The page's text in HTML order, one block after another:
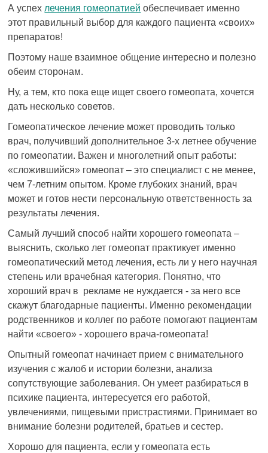
А успех лечения гомеопатией обеспечивает именно
этот правильный выбор для каждого пациента «своих»
препаратов!
Поэтому наше взаимное общение интересно и полезно
обеим сторонам.
Ну, а тем, кто пока еще ищет своего гомеопата, хочется
дать несколько советов.
Гомеопатическое лечение может проводить только
врач, получивший дополнительное 3-х летнее обучение
по гомеопатии. Важен и многолетний опыт работы:
«сложившийся» гомеопат – это специалист с не менее,
чем 7-летним опытом. Кроме глубоких знаний, врач
может и готов нести персональную ответственность за
результаты лечения.
Самый лучший способ найти хорошего гомеопата –
выяснить, сколько лет гомеопат практикует именно
гомеопатический метод лечения, есть ли у него научная
степень или врачебная категория. Понятно, что
хороший врач в рекламе не нуждается - за него все
скажут благодарные пациенты. Именно рекомендации
родственников и коллег по работе помогают пациентам
найти «своего» - хорошего врача-гомеопата!
Опытный гомеопат начинает прием с внимательного
изучения с жалоб и истории болезни, анализа
сопутствующие заболевания. Он умеет разбираться в
психике пациента, интересуется его работой,
увлечениями, пищевыми пристрастиями. Принимает во
внимание болезни родителей, братьев и сестер.
Хорошо для пациента, если у гомеопата есть